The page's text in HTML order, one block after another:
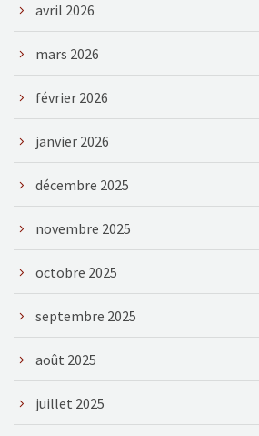
avril 2026
mars 2026
février 2026
janvier 2026
décembre 2025
novembre 2025
octobre 2025
septembre 2025
août 2025
juillet 2025